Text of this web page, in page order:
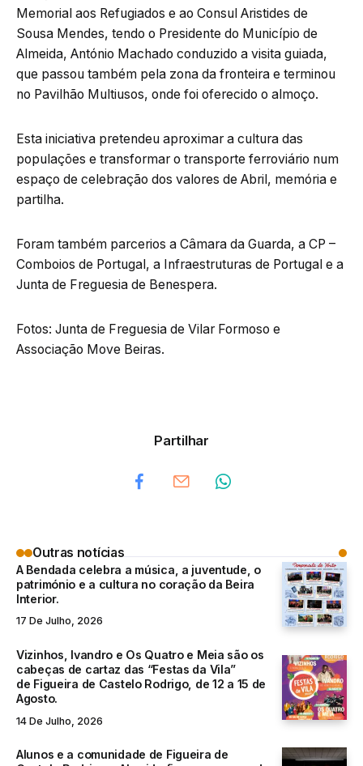
Memorial aos Refugiados e ao Consul Aristides de
Sousa Mendes, tendo o Presidente do Município de
Almeida, António Machado conduzido a visita guiada,
que passou também pela zona da fronteira e terminou
no Pavilhão Multiusos, onde foi oferecido o almoço.
Esta iniciativa pretendeu aproximar a cultura das
populações e transformar o transporte ferroviário num
espaço de celebração dos valores de Abril, memória e
partilha.
Foram também parcerios a Câmara da Guarda, a CP –
Comboios de Portugal, a Infraestruturas de Portugal e a
Junta de Freguesia de Benespera.
Fotos: Junta de Freguesia de Vilar Formoso e
Associação Move Beiras.
Partilhar
Outras notícias
A Bendada celebra a música, a juventude, o
património e a cultura no coração da Beira
Interior.
17 De Julho, 2026
Vizinhos, Ivandro e Os Quatro e Meia são os
cabeças de cartaz das “Festas da Vila”
de Figueira de Castelo Rodrigo, de 12 a 15 de
Agosto.
14 De Julho, 2026
Alunos e a comunidade de Figueira de